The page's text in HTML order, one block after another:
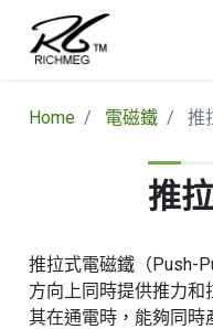
Home 電磁鐵 推
推
推拉式電磁鐵（Push-
方向上同時提供推力
其在通電時，能夠同時